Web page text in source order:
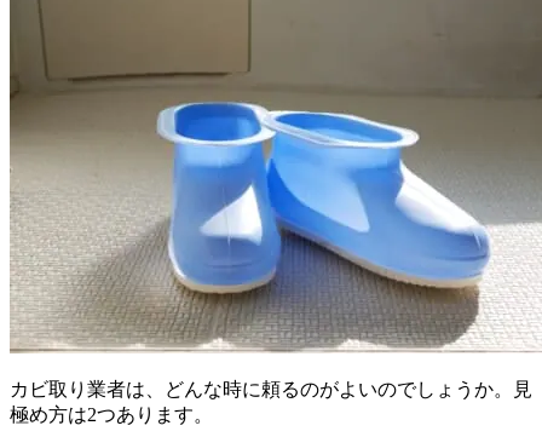
カビ取り業者は、どんな時に頼るのがよいのでしょうか。見
極め方は2つあります。